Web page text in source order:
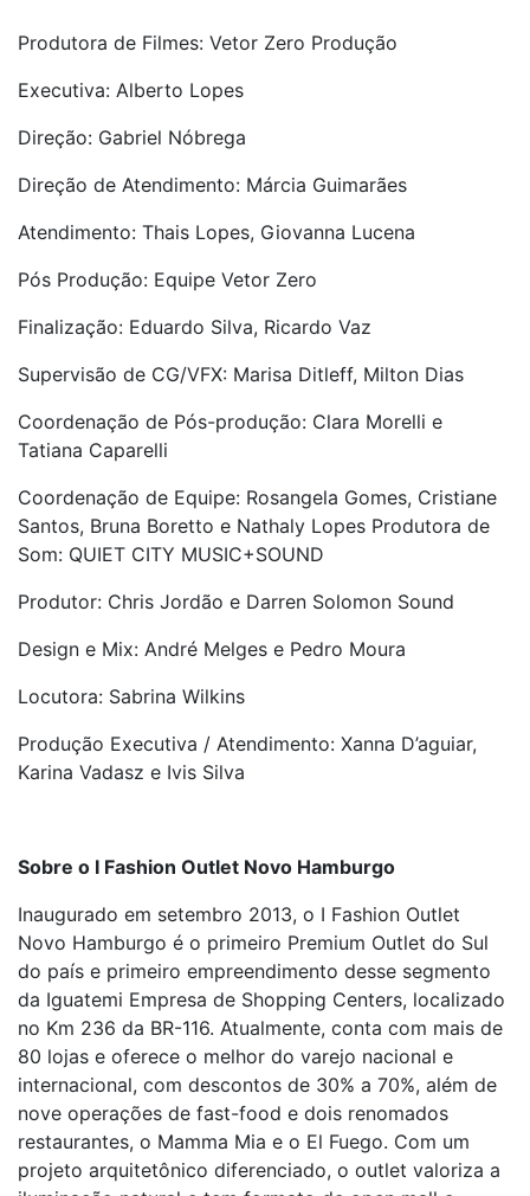
Produtora de Filmes: Vetor Zero Produção
Executiva: Alberto Lopes
Direção: Gabriel Nóbrega
Direção de Atendimento: Márcia Guimarães
Atendimento: Thais Lopes, Giovanna Lucena
Pós Produção: Equipe Vetor Zero
Finalização: Eduardo Silva, Ricardo Vaz
Supervisão de CG/VFX: Marisa Ditleff, Milton Dias
Coordenação de Pós-produção: Clara Morelli e
Tatiana Caparelli
Coordenação de Equipe: Rosangela Gomes, Cristiane
Santos, Bruna Boretto e Nathaly Lopes Produtora de
Som: QUIET CITY MUSIC+SOUND
Produtor: Chris Jordão e Darren Solomon Sound
Design e Mix: André Melges e Pedro Moura
Locutora: Sabrina Wilkins
Produção Executiva / Atendimento: Xanna D’aguiar,
Karina Vadasz e Ivis Silva
Sobre o I Fashion Outlet Novo Hamburgo
Inaugurado em setembro 2013, o I Fashion Outlet
Novo Hamburgo é o primeiro Premium Outlet do Sul
do país e primeiro empreendimento desse segmento
da Iguatemi Empresa de Shopping Centers, localizado
no Km 236 da BR-116. Atualmente, conta com mais de
80 lojas e oferece o melhor do varejo nacional e
internacional, com descontos de 30% a 70%, além de
nove operações de fast-food e dois renomados
restaurantes, o Mamma Mia e o El Fuego. Com um
projeto arquitetônico diferenciado, o outlet valoriza a